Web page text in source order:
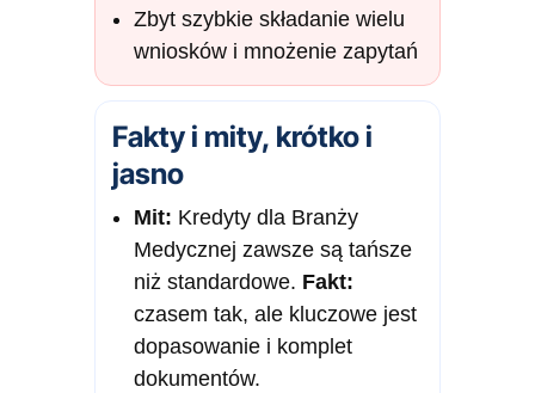
Zbyt szybkie składanie wielu
wniosków i mnożenie zapytań
Fakty i mity, krótko i
jasno
Mit: Kredyty dla Branży
Medycznej zawsze są tańsze
niż standardowe. Fakt:
czasem tak, ale kluczowe jest
dopasowanie i komplet
dokumentów.